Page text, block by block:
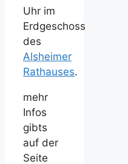
Uhr im
Erdgeschoss
des
Alsheimer
Rathauses.
mehr
Infos
gibts
auf der
Seite